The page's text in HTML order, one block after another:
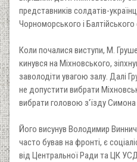
представників солдатів-
Чорноморського і Балтійського
Коли почалися виступи, М.
кинувся на Міхновського,
заволодіти увагою залу. Далі
не допустити вибрати
вибрати головою з'їзду
Його висунув Володимир
часто бував на фронті, є
від Центральної Ради та ЦК